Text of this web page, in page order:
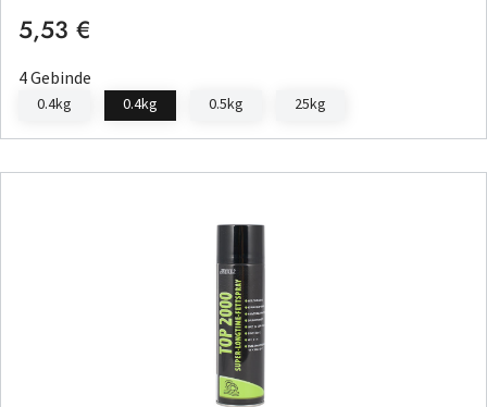
Regulärer Preis:
5,53 €
4 Gebinde
0.4kg 0.4kg 0.5kg 25kg